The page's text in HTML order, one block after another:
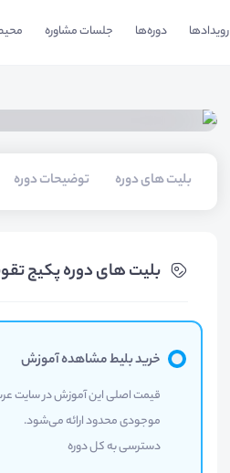
رویدادها دوره‌ها جلسات مشاوره
بلیت های دوره توضیحات دوره
بلیت های دوره پکیج
خرید بلیط مشاهده آموزش
موجودی محدود ارائه می‌شود.
دسترسی به کل دوره